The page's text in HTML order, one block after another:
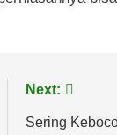
Next:
Sering